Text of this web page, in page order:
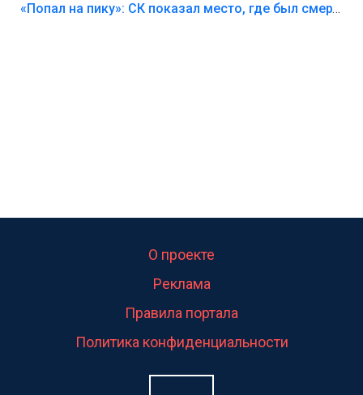
Лезть через такой забор,верх безумия,есть же
«Попал на пику»: СК показал место, где был смертельно травмирован ребенок в Тольятти
О проекте
Реклама
Правила портала
Политика конфиденциальности